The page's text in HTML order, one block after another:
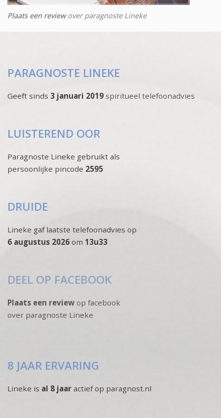
Plaats een reviewover paragnoste Lineke
PARAGNOSTE LINEKE
Geeft sinds 3 januari 2019 spiritueel telefoonadvies
LUISTEREND OOR
Paragnoste Lineke gebruikt als
persoonlijke pincode 2595
DRUIDE
Lineke gaf laatste telefoonadvies op
6 augustus 2026 om 13u33
DEEL OP FACEBOOK
Plaats een review op facebook
over paragnoste Lineke
8 JAAR ERVARING
Lineke is al 8 jaar actief op paragnost.nl